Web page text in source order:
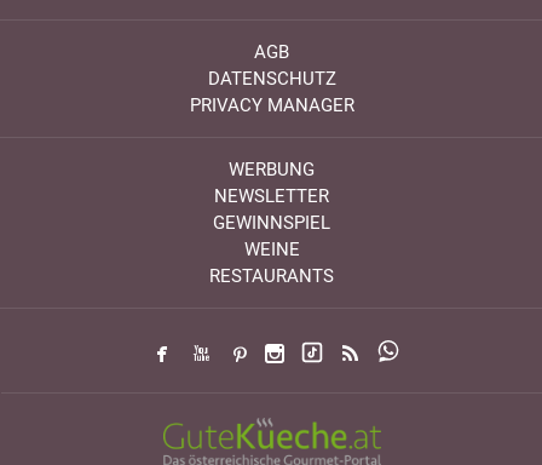
AGB
DATENSCHUTZ
PRIVACY MANAGER
WERBUNG
NEWSLETTER
GEWINNSPIEL
WEINE
RESTAURANTS